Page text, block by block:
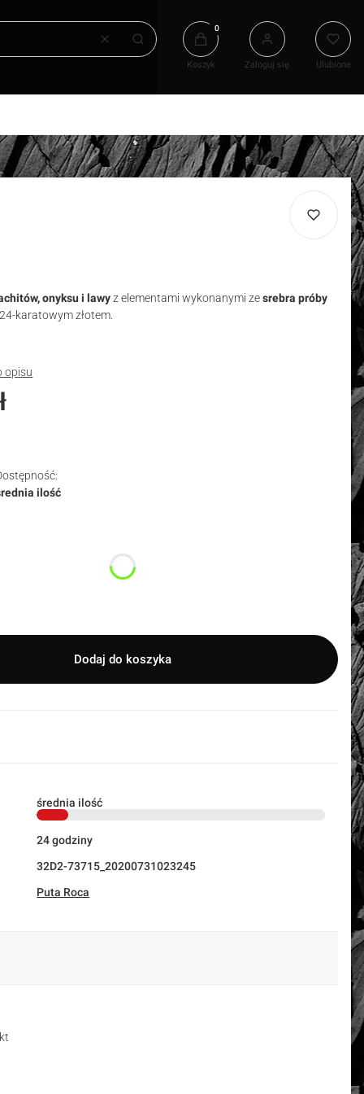
WyczyśćSzukaj
Produkty w koszyku: 0. Zobacz
Koszyk Zaloguj się Ulubione
, onyksu i lawyz elementami wykonanymi zesrebra próby
karatowym złotem.
opisu
ilość
Dodaj do koszyka
średnia ilość
24 godziny
32D2-73715_20200731023245
Puta Roca